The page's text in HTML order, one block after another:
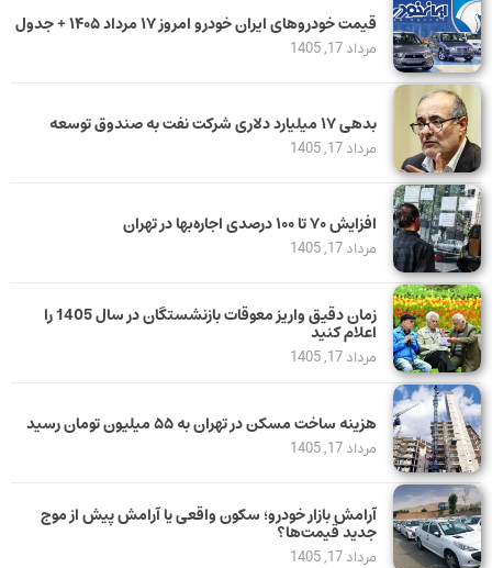
قیمت خودرو‌های ایران خودرو امروز ۱۷ مرداد ۱۴۰۵ + جدول
مرداد 17, 1405
بدهی ١٧ میلیارد دلاری شرکت نفت به صندوق توسعه
مرداد 17, 1405
افزایش ۷۰ تا ۱۰۰ درصدی اجاره‌بها در تهران
مرداد 17, 1405
زمان دقیق واریز معوقات بازنشستگان در سال 1405 را
اعلام کنید
مرداد 17, 1405
هزینه ساخت مسکن در تهران به ۵۵ میلیون تومان رسید
مرداد 17, 1405
آرامش بازار خودرو؛ سکون واقعی یا آرامش پیش از موج
جدید قیمت‌ها؟
مرداد 17, 1405